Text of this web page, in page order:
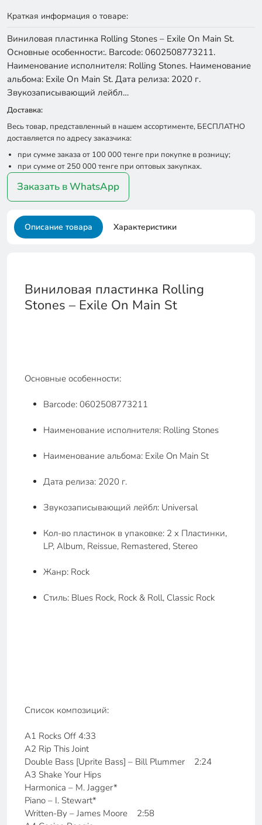
Краткая информация о товаре:
Виниловая пластинка Rolling Stones – Exile On Main St.
Основные особенности:. Barcode: 0602508773211.
Наименование исполнителя: Rolling Stones. Наименование
альбома: Exile On Main St. Дата релиза: 2020 г.
Звукозаписывающий лейбл…
Доставка:
Весь товар, представленный в нашем ассортименте, БЕСПЛАТНО
доставляется по адресу заказчика:
при сумме заказа от 100 000 тенге при покупке в розницу;
при сумме от 250 000 тенге при оптовых закупках.
Заказать в WhatsApp
Описание товара Характеристики
Виниловая пластинка Rolling
Stones – Exile On Main St
Основные особенности:
Barcode: 0602508773211
Наименование исполнителя: Rolling Stones
Наименование альбома: Exile On Main St
Дата релиза: 2020 г.
Звукозаписывающий лейбл: Universal
Кол-во пластинок в упаковке: 2 x Пластинки,
LP, Album, Reissue, Remastered, Stereo
Жанр: Rock
Стиль: Blues Rock, Rock & Roll, Classic Rock
Список композиций:
A1 Rocks Off 4:33
A2 Rip This Joint
Double Bass [Uprite Bass] – Bill Plummer 2:24
A3 Shake Your Hips
Harmonica – M. Jagger*
Piano – I. Stewart*
Written-By – James Moore 2:58